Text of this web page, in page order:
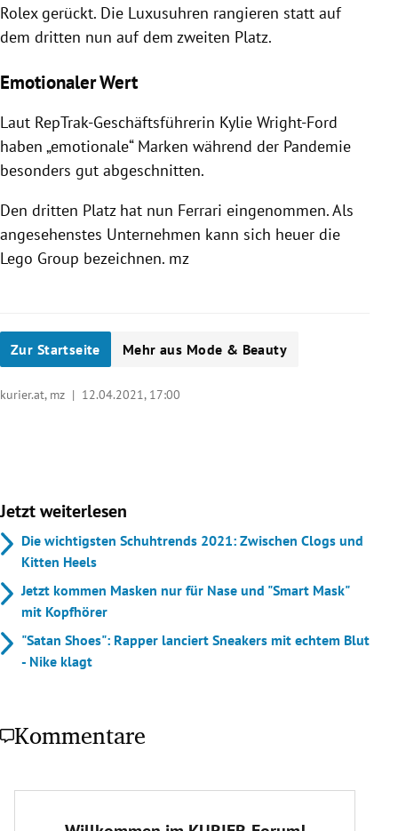
Rolex gerückt. Die Luxusuhren rangieren statt auf
dem dritten nun auf dem zweiten Platz.
Emotionaler Wert
Laut RepTrak-Geschäftsführerin Kylie Wright-Ford
haben „emotionale“ Marken während der Pandemie
besonders gut abgeschnitten.
Den dritten Platz hat nun Ferrari eingenommen. Als
angesehenstes Unternehmen kann sich heuer die
Lego Group bezeichnen. mz
Zur Startseite Mehr aus Mode & Beauty
kurier.at, mz | 12.04.2021, 17:00
Jetzt weiterlesen
Die wichtigsten Schuhtrends 2021: Zwischen Clogs und
Kitten Heels
Jetzt kommen Masken nur für Nase und "Smart Mask"
mit Kopfhörer
"Satan Shoes": Rapper lanciert Sneakers mit echtem Blut
- Nike klagt
Kommentare